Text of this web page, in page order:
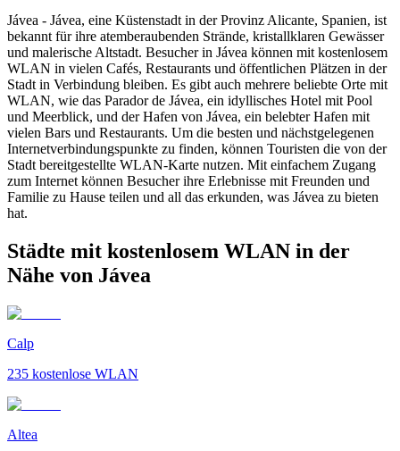
Jávea - Jávea, eine Küstenstadt in der Provinz Alicante, Spanien, ist
bekannt für ihre atemberaubenden Strände, kristallklaren Gewässer
und malerische Altstadt. Besucher in Jávea können mit kostenlosem
WLAN in vielen Cafés, Restaurants und öffentlichen Plätzen in der
Stadt in Verbindung bleiben. Es gibt auch mehrere beliebte Orte mit
WLAN, wie das Parador de Jávea, ein idyllisches Hotel mit Pool
und Meerblick, und der Hafen von Jávea, ein belebter Hafen mit
vielen Bars und Restaurants. Um die besten und nächstgelegenen
Internetverbindungspunkte zu finden, können Touristen die von der
Stadt bereitgestellte WLAN-Karte nutzen. Mit einfachem Zugang
zum Internet können Besucher ihre Erlebnisse mit Freunden und
Familie zu Hause teilen und all das erkunden, was Jávea zu bieten
hat.
Städte mit kostenlosem WLAN in der
Nähe von Jávea
Calp
235 kostenlose WLAN
Altea